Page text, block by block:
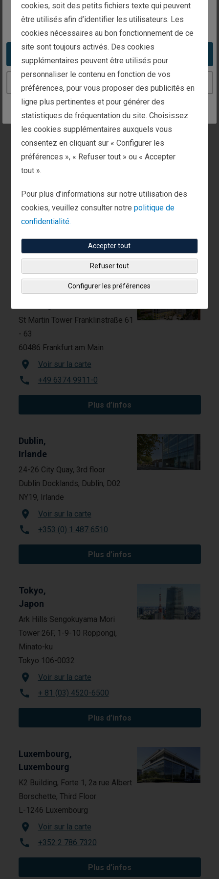
intended for investors in France
You appear to be in the United States
Take me to the United States website
Continue to the France website
Costa Rica
Zona Franca America, Building
E21, 6th Floor
San Francisco, Heredia, Heredia
40103 Costa Rica
Voir sur la carte
+1 (888) 823 9566
Plus d’infos
Rodenbach,
Allemagne
67688 Rodenbach
Voir sur la carte
Plus d’infos
Francfort,
St Martin Tower Franklinstraße 61
- 63
60486 Frankfurt am Main
Voir sur la carte
+49 6374 9911-0
Plus d’infos
Dublin,
Irlande
24-26 City Quay, 3rd floor
Dublin Docklands, Dublin, D02
NY19, Irlande
Voir sur la carte
+353 (0) 1 487 6510
Plus d’infos
Tokyo,
Japon
Ark Hills Sengokuyama Mori
Tower 26F, 1-9-10 Roppongi,
Minato-ku
Tokyo 106-0032
Voir sur la carte
+ 81 (03) 4520-6500
Plus d’infos
Luxembourg,
Luxembourg
K2 Building, Forte 1, 2a rue Albert
Borschette, Third Floor
L-1246 Luxembourg
Voir sur la carte
+352 2 786 7320
Plus d’infos
cookies, soit des petits fichiers texte qui peuvent
être utilisés afin d’identifier les utilisateurs. Les
cookies nécessaires au bon fonctionnement de ce
site sont toujours activés. Des cookies
supplémentaires peuvent être utilisés pour
personnaliser le contenu en fonction de vos
préférences, pour vous proposer des publicités en
ligne plus pertinentes et pour générer des
statistiques de fréquentation du site. Choisissez
les cookies supplémentaires auxquels vous
consentez en cliquant sur « Configurer les
préférences », « Refuser tout » ou « Accepter
tout ».
Pour plus d’informations sur notre utilisation des
cookies, veuillez consulter notrepolitique de
confidentialité.
Accepter tout
Refuser tout
Configurer les préférences